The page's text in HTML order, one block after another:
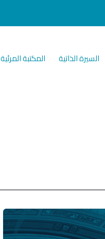
السيرة الذاتية المكتبة المرئية